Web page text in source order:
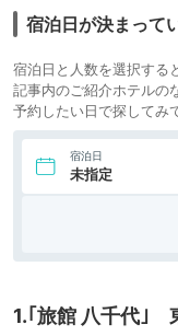
京都御所西
宿泊日が決まって
宿泊日と人数を選択する
記事内のご紹介ホテルの
予約したい日で探してみ
宿泊日
未指定
1.｢旅館 八千代｣